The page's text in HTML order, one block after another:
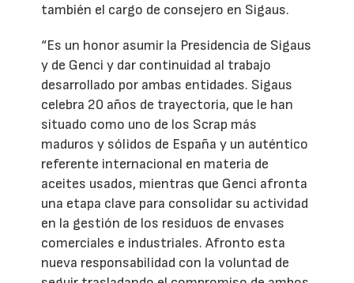
también el cargo de consejero en Sigaus.
“Es un honor asumir la Presidencia de Sigaus
y de Genci y dar continuidad al trabajo
desarrollado por ambas entidades. Sigaus
celebra 20 años de trayectoria, que le han
situado como uno de los Scrap más
maduros y sólidos de España y un auténtico
referente internacional en materia de
aceites usados, mientras que Genci afronta
una etapa clave para consolidar su actividad
en la gestión de los residuos de envases
comerciales e industriales. Afronto esta
nueva responsabilidad con la voluntad de